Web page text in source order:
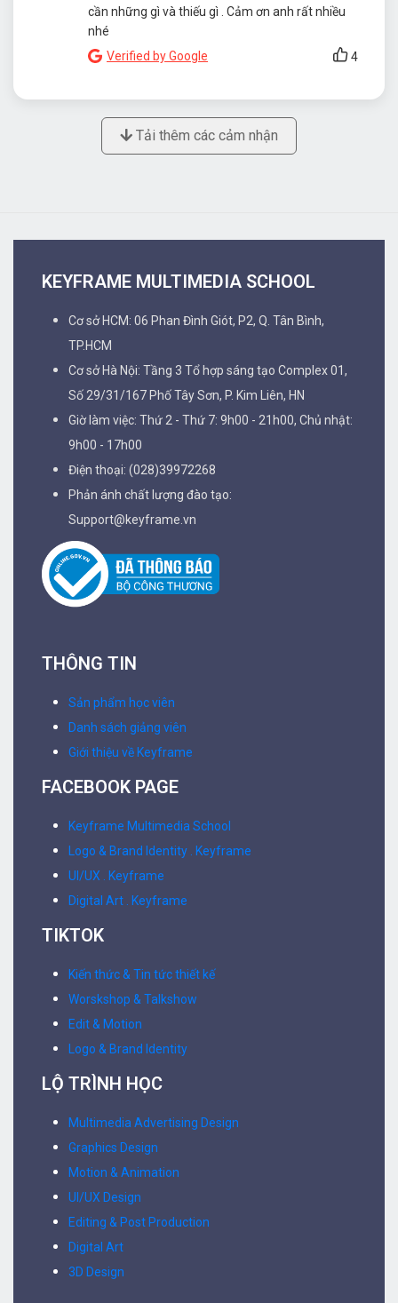
cần những gì và thiếu gì . Cảm ơn anh rất nhiều
nhé
Verified by Google
4
Tải thêm các cảm nhận
KEYFRAME MULTIMEDIA SCHOOL
Cơ sở HCM: 06 Phan Đình Giót, P2, Q. Tân Bình,
TP.HCM
Cơ sở Hà Nội: Tầng 3 Tổ hợp sáng tạo Complex 01,
Số 29/31/167 Phố Tây Sơn, P. Kim Liên, HN
Giờ làm việc: Thứ 2 - Thứ 7: 9h00 - 21h00, Chủ nhật:
9h00 - 17h00
Điện thoại: (028)39972268
Phản ánh chất lượng đào tạo:
Support@keyframe.vn
THÔNG TIN
Sản phẩm học viên
Danh sách giảng viên
Giới thiệu về Keyframe
FACEBOOK PAGE
Keyframe Multimedia School
Logo & Brand Identity . Keyframe
UI/UX . Keyframe
Digital Art . Keyframe
TIKTOK
Kiến thức & Tin tức thiết kế
Worskshop & Talkshow
Edit & Motion
Logo & Brand Identity
LỘ TRÌNH HỌC
Multimedia Advertising Design
Graphics Design
Motion & Animation
UI/UX Design
Editing & Post Production
Digital Art
3D Design